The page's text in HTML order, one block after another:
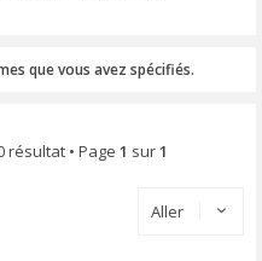
que vous avez spécifiés.
résultat • Page 1 sur1
Aller